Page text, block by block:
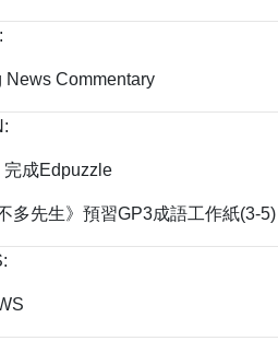
News Commentary
完成Edpuzzle
不多先生》預習GP3成語工作紙(3-5)